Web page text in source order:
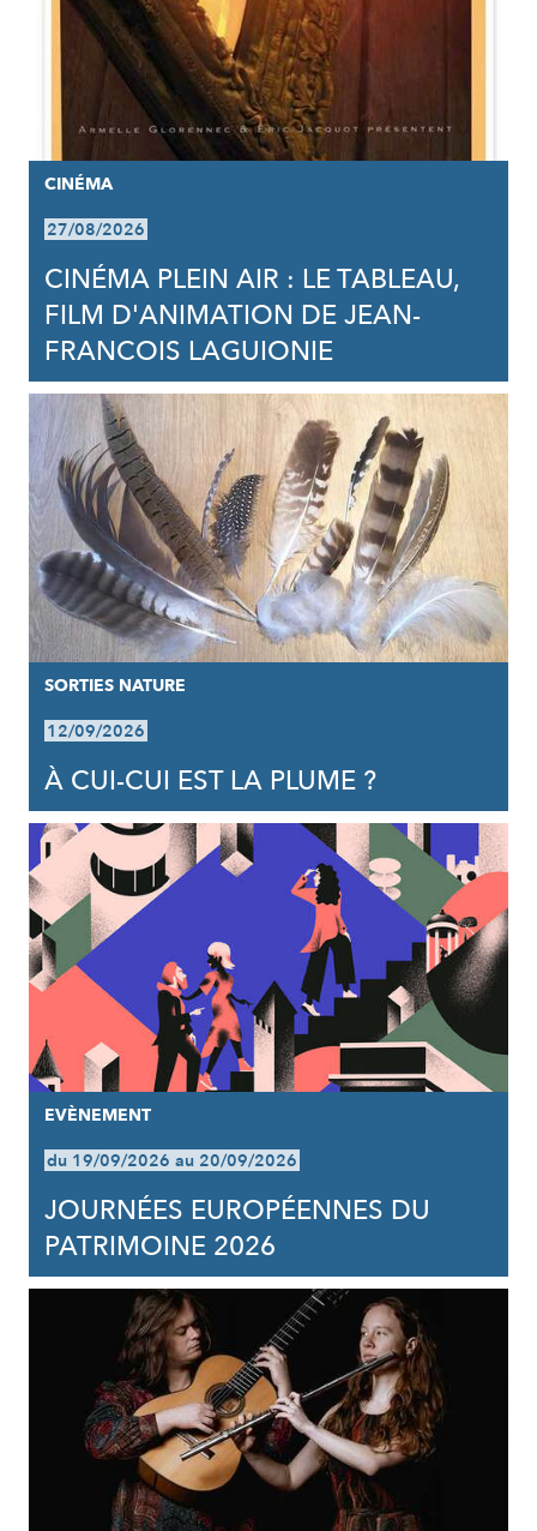
CINÉMA
27/08/2026
CINÉMA PLEIN AIR : LE TABLEAU,
FILM D'ANIMATION DE JEAN-
FRANCOIS LAGUIONIE
SORTIES NATURE
12/09/2026
À CUI-CUI EST LA PLUME ?
EVÈNEMENT
du 19/09/2026 au 20/09/2026
JOURNÉES EUROPÉENNES DU
PATRIMOINE 2026